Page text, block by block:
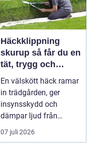
Häckklippning
skurup så får du en
tät, trygg och
snygg häck året
runt
En välskött häck ramar
in trädgården, ger
insynsskydd och
dämpar ljud från
vägen. Samtidigt kan
häck...
07 juli 2026